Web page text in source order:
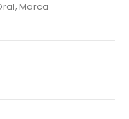
,Marca